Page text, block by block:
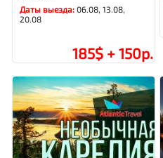
Даты выезда:06.08, 13.08,
20.08
185$ + 150р.